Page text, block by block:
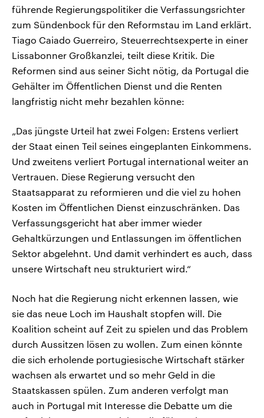
führende Regierungspolitiker die Verfassungsrichter
zum Sündenbock für den Reformstau im Land erklärt.
Tiago Caiado Guerreiro, Steuerrechtsexperte in einer
Lissabonner Großkanzlei, teilt diese Kritik. Die
Reformen sind aus seiner Sicht nötig, da Portugal die
Gehälter im Öffentlichen Dienst und die Renten
langfristig nicht mehr bezahlen könne:
„Das jüngste Urteil hat zwei Folgen: Erstens verliert
der Staat einen Teil seines eingeplanten Einkommens.
Und zweitens verliert Portugal international weiter an
Vertrauen. Diese Regierung versucht den
Staatsapparat zu reformieren und die viel zu hohen
Kosten im Öffentlichen Dienst einzuschränken. Das
Verfassungsgericht hat aber immer wieder
Gehaltkürzungen und Entlassungen im öffentlichen
Sektor abgelehnt. Und damit verhindert es auch, dass
unsere Wirtschaft neu strukturiert wird.“
Noch hat die Regierung nicht erkennen lassen, wie
sie das neue Loch im Haushalt stopfen will. Die
Koalition scheint auf Zeit zu spielen und das Problem
durch Aussitzen lösen zu wollen. Zum einen könnte
die sich erholende portugiesische Wirtschaft stärker
wachsen als erwartet und so mehr Geld in die
Staatskassen spülen. Zum anderen verfolgt man
auch in Portugal mit Interesse die Debatte um die